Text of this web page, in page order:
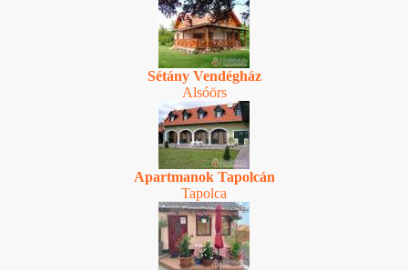
Sétány Vendégház
Alsóörs
Apartmanok Tapolcán
Tapolca